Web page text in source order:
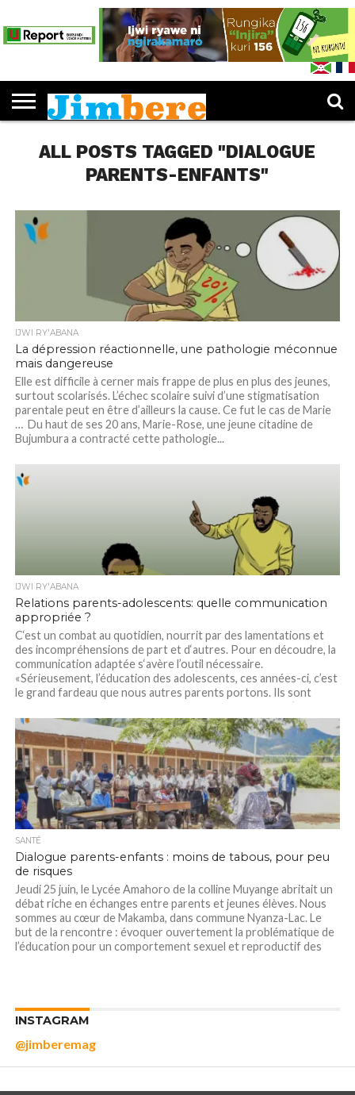
PUBLICATIONS
DOSSIERS
MUKENYEZI
RY’ABANA
JIMBERE
ALL POSTS TAGGED "DIALOGUE
PARENTS-ENFANTS"
IJWI RY'ABANA
La dépression réactionnelle, une pathologie méconnue
mais dangereuse
Elle est difficile à cerner mais frappe de plus en plus des jeunes,
surtout scolarisés. L’échec scolaire suivi d’une stigmatisation
parentale peut en être d’ailleurs la cause. Ce fut le cas de Marie
… Du haut de ses 20 ans, Marie-Rose, une jeune citadine de
Bujumbura a contracté cette pathologie...
IJWI RY'ABANA
Relations parents-adolescents: quelle communication
appropriée ?
C‘est un combat au quotidien, nourrit par des lamentations et
des incompréhensions de part et d‘autres. Pour en découdre, la
communication adaptée s‘avère l’outil nécessaire.
«Sérieusement, l’éducation des adolescents, ces années-ci, c’est
le grand fardeau que nous autres parents portons. Ils sont
insupportables, incorrigibles. Ils sont fermés sur eux. C’est...
SANTÉ
Dialogue parents-enfants : moins de tabous, pour peu
de risques
Jeudi 25 juin, le Lycée Amahoro de la colline Muyange abritait un
débat riche en échanges entre parents et jeunes élèves. Nous
sommes au cœur de Makamba, dans commune Nyanza-Lac. Le
but de la rencontre : évoquer ouvertement la problématique de
l’éducation pour un comportement sexuel et reproductif des
INSTAGRAM
@jimberemag